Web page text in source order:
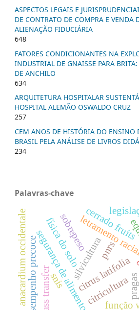
ASPECTOS LEGAIS E
DE CONTRATO DE COMPRA E VENDA
ALIENAÇÃO FIDUCIÁRIA
648
FATORES CONDICIONANTES NA
INDUSTRIAL DE GNAISSE PARA
DE ANCHILO
634
ARQUITETURA HOSPITALAR
HOSPITAL ALEMÃO OSWALDO CRUZ
257
CEM ANOS DE HISTÓRIA DO ENSINO
BRASIL PELA ANÁLISE DE LIVROS
234
Palavras-chave
letramento
segurança de alimentos.citrus latifolia
citricultura
desempenho precoce
anacardium occidentale pragas
função
silvicultura
sobrepeso
física do solocerrado fruits
mass transfer
pnrs
snis